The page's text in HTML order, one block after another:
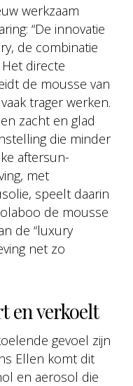
werkzaam
“De innovatie
de combinatie
directe
de mousse van
trager werken.
zacht en glad
die minder
aftersun-
met
speelt daarin
de mousse
de “luxury
net zo
en verkoelt
gevoel zijn
Ellen komt dit
en aerosol die